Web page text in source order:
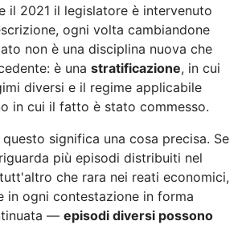
il 2021 il legislatore è intervenuto
ogni volta cambiandone
non è una disciplina nuova che
è una stratificazione, in cui
diversi e il regime applicabile
in cui il fatto è stato commesso.
significa una cosa precisa. Se
più episodi distribuiti nel
che rara nei reati economici,
in ogni contestazione in forma
— episodi diversi possono